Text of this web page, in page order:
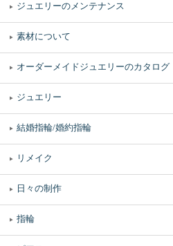
ジュエリーのメンテナンス
素材について
オーダーメイドジュエリーのカタログ
ジュエリー
結婚指輪/婚約指輪
リメイク
日々の制作
指輪